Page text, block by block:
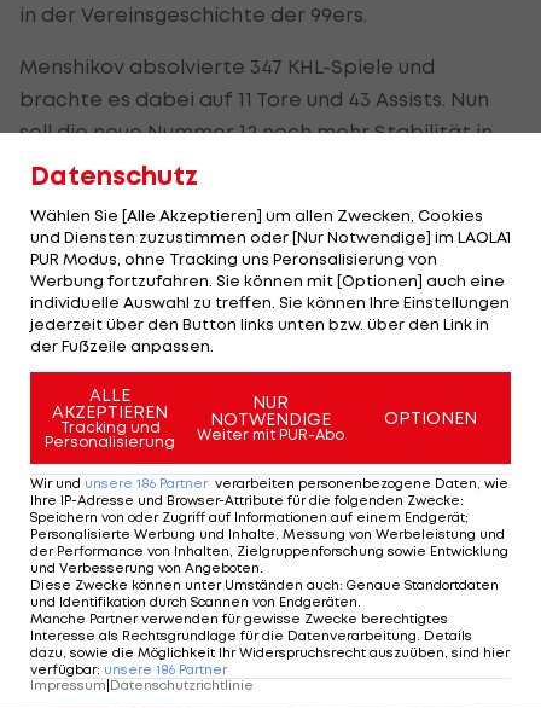
in der Vereinsgeschichte der 99ers.
Menshikov absolvierte 347 KHL-Spiele und
brachte es dabei auf 11 Tore und 43 Assists. Nun
soll die neue Nummer 12 noch mehr Stabilität in
die Abwehr der Grazer bringen. An seiner Stelle
"Vitali ist ein Spieler mit sehr viel Erfahrung. Er ist
ein "Two-Way-Defenseman" der sowohl im
Powerplay, als auch im Penaltykilling eingesetzt
werden kann", so Headcoach Jens
Gustafsson.
Der LIVE-Ticker zur ICE Hockey League >>>
ICE Hockey League - Spielplan und Ergebnisse
>>>
Mehr zum Thema
Datenschutz
Wählen Sie [Alle Akzeptieren] um allen Zwecken, Cookies
und Diensten zuzustimmen oder [Nur Notwendige] im LAOLA1
PUR Modus, ohne Tracking uns Peronsalisierung von
Werbung fortzufahren. Sie können mit [Optionen] auch eine
individuelle Auswahl zu treffen. Sie können Ihre Einstellungen
jederzeit über den Button links unten bzw. über den Link in
der Fußzeile anpassen.
ALLE
AKZEPTIEREN
Tracking und
Personalisierung
NUR
NOTWENDIGE
Weiter mit PUR-Abo
OPTIONEN
Wir und unsere 186 Partner verarbeiten personenbezogene Daten, wie
Ihre IP-Adresse und Browser-Attribute für die folgenden Zwecke:
Speichern von oder Zugriff auf Informationen auf einem Endgerät;
Personalisierte Werbung und Inhalte, Messung von Werbeleistung und
der Performance von Inhalten, Zielgruppenforschung sowie Entwicklung
und Verbesserung von Angeboten.
Diese Zwecke können unter Umständen auch: Genaue Standortdaten
und Identifikation durch Scannen von Endgeräten.
Manche Partner verwenden für gewisse Zwecke berechtigtes
Interesse als Rechtsgrundlage für die Datenverarbeitung. Details
dazu, sowie die Möglichkeit Ihr Widerspruchsrecht auszuüben, sind hier
verfügbar: unsere 186 Partner
Impressum Datenschutzrichtlinie